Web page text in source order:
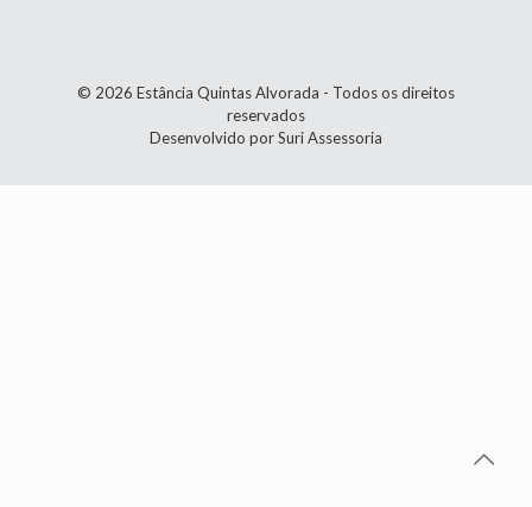
© 2026 Estância Quintas Alvorada - Todos os direitos
reservados
Desenvolvido por Suri Assessoria